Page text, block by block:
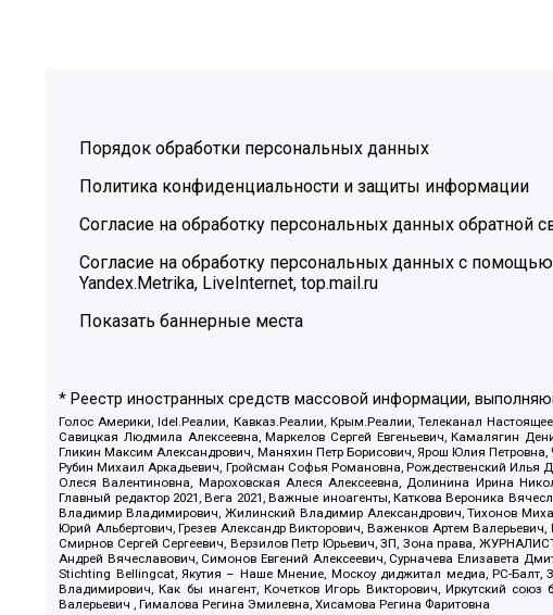
Порядок обработки персональных данных
Политика конфиденциальности и защиты информации
Согласие на обработку персональных данных обратной
Согласие на обработку персональных данных с
Yandex.Metrika, LiveInternet, top.mail.ru
Показать баннерные места
* Реестр иностранных средств массовой информации,
Голос Америки, Idel.Реалии, Кавказ.Реалии, Крым.Реалии, Телеканал
Савицкая Людмила Алексеевна, Маркелов Сергей Евгеньевич, Камалягин
Гликин Максим Александрович, Маняхин Петр Борисович, Ярош Юлия
Рубин Михаил Аркадьевич, Гройсман Софья Романовна, Рождественский Илья
Олеся Валентиновна, Мароховская Алеся Алексеевна, Долинина Ирина
Главный редактор 2021, Вега 2021, Важные иноагенты, Каткова Вероника
Владимир Владимирович, Жилинский Владимир Александрович, Тихонов
Юрий Альбертович, Грезев Александр Викторович, Важенков Артем
Смирнов Сергей Сергеевич, Верзилов Петр Юрьевич, ЗП, Зона права,
Андрей Вячеславович, Симонов Евгений Алексеевич, Сурначева Елизавета
Stichting Bellingcat, Якутия – Наше Мнение, Москоу диджитал медиа, РС-Балт,
Владимирович, Как бы инагент, Кочетков Игорь Викторович, Иркутский
Валерьевич , Гималова Регина Эмилевна, Хисамова Регина Фаритовна